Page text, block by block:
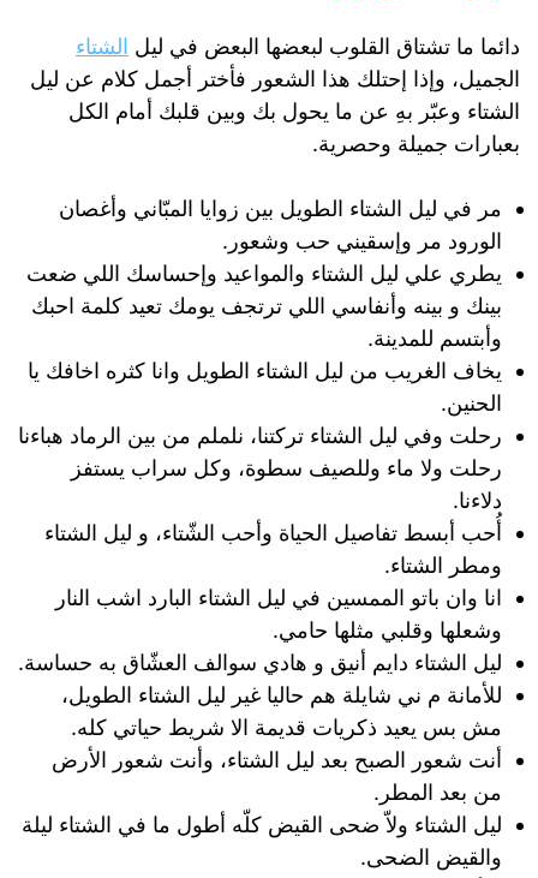
دائما ما تشتاق القلوب لبعضها البعض في ليل الشتاء
الجميل، وإذا إحتلك هذا الشعور فأختر أجمل كلام عن ليل
الشتاء وعبّر بهِ عن ما يحول بك وبين قلبك أمام الكل
بعبارات جميلة وحصرية.
مر في ليل الشتاء الطويل بين زوايا المبّاني وأغصان
الورود مر وإسقيني حب وشعور.
يطري علي ليل الشتاء والمواعيد وإحساسك اللي ضعت
بينك و بينه وأنفاسي اللي ترتجف يومك تعيد كلمة احبك
وأبتسم للمدينة.
يخاف الغريب من ليل الشتاء الطويل وانا كثره اخافك يا
الحنين.
رحلت وفي ليل الشتاء تركتنا، نلملم من بين الرماد هباءنا
رحلت ولا ماء وللصيف سطوة، وكل سراب يستفز
دلاءنا.
أُحب أبسط تفاصيل الحياة وأحب الشّتاء، و ليل الشتاء
ومطر الشتاء.
انا وان باتو الممسين في ليل الشتاء البارد اشب النار
وشعلها وقلبي مثلها حامي.
ليل الشتاء دايم أنيق و هادي سوالف العشّاق به حساسة.
للأمانة م ني شايلة هم حاليا غير ليل الشتاء الطويل،
مش بس يعيد ذكريات قديمة الا شريط حياتي كله.
أنت شعور الصبح بعد ليل الشتاء، وأنت شعور الأرض
من بعد المطر.
ليل الشتاء ولاّ ضحى القيض كلّه أطول ما في الشتاء ليلة
والقيض الضحى.